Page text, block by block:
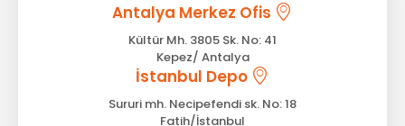
Antalya Merkez Ofis
Kültür Mh. 3805 Sk. No: 41
Kepez/ Antalya
İstanbul Depo
Sururi mh. Necipefendi sk. No: 18
Fatih/İstanbul